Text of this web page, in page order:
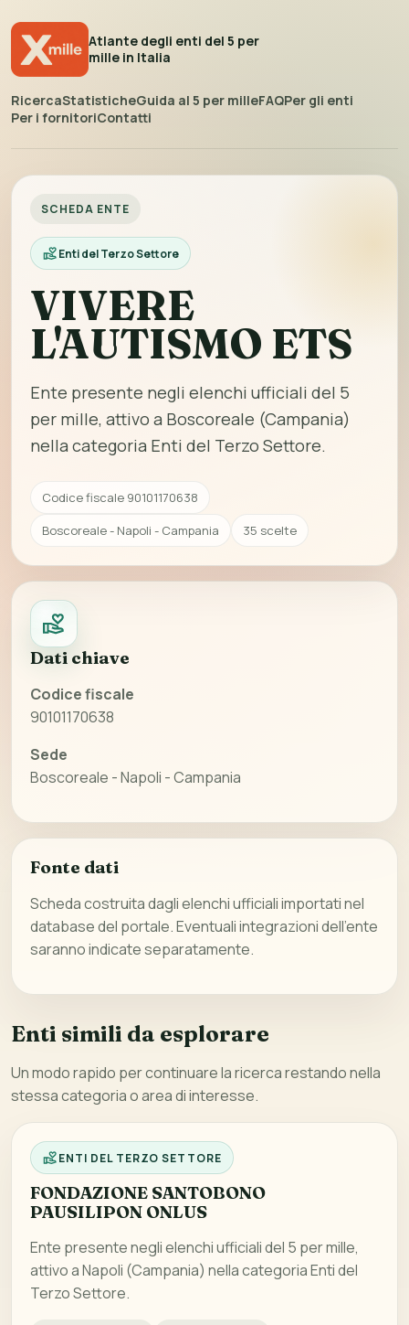
Atlante degli enti del 5 per
mille in Italia
RicercaStatisticheGuida al 5 per milleFAQPer gli enti
Per i fornitoriContatti
SCHEDA ENTE
Enti del Terzo Settore
VIVERE
L'AUTISMO ETS
Ente presente negli elenchi ufficiali del 5
per mille, attivo a Boscoreale (Campania)
nella categoria Enti del Terzo Settore.
Codice fiscale 90101170638
Boscoreale - Napoli - Campania
35 scelte
Dati chiave
Codice fiscale
90101170638
Sede
Boscoreale - Napoli - Campania
Fonte dati
Scheda costruita dagli elenchi ufficiali importati nel
database del portale. Eventuali integrazioni dell’ente
saranno indicate separatamente.
Enti simili da esplorare
Un modo rapido per continuare la ricerca restando nella
stessa categoria o area di interesse.
ENTI DEL TERZO SETTORE
FONDAZIONE SANTOBONO
PAUSILIPON ONLUS
Ente presente negli elenchi ufficiali del 5 per mille,
attivo a Napoli (Campania) nella categoria Enti del
Terzo Settore.